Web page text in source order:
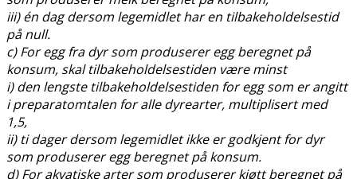
iii) én dag dersom legemidlet har en tilbakeholdelsestid
på null.
c) For egg fra dyr som produserer egg beregnet på
konsum, skal tilbakeholdelsestiden være minst
i) den lengste tilbakeholdelsestiden for egg som er angitt
i preparatomtalen for alle dyrearter, multiplisert med
1,5,
ii) ti dager dersom legemidlet ikke er godkjent for dyr
som produserer egg beregnet på konsum.
d) For akvatiske arter som produserer kjøtt beregnet på